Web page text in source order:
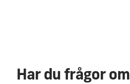
Har du frågor om